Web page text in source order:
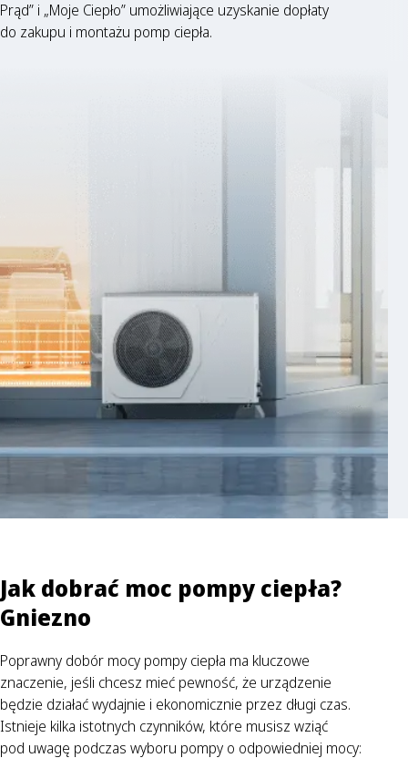
Prąd” i „Moje Ciepło” umożliwiające uzyskanie dopłaty
do zakupu i montażu pomp ciepła.
Jak dobrać moc pompy ciepła?
Gniezno
Poprawny dobór mocy pompy ciepła ma kluczowe
znaczenie, jeśli chcesz mieć pewność, że urządzenie
będzie działać wydajnie i ekonomicznie przez długi czas.
Istnieje kilka istotnych czynników, które musisz wziąć
pod uwagę podczas wyboru pompy o odpowiedniej mocy: